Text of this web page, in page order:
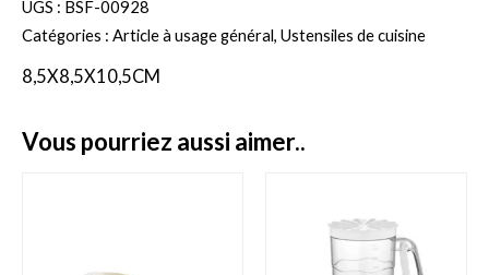
UGS : BSF-00928
Catégories : Article à usage général, Ustensiles de cuisine
8,5X8,5X10,5CM
vous pourriez aussi aimer..